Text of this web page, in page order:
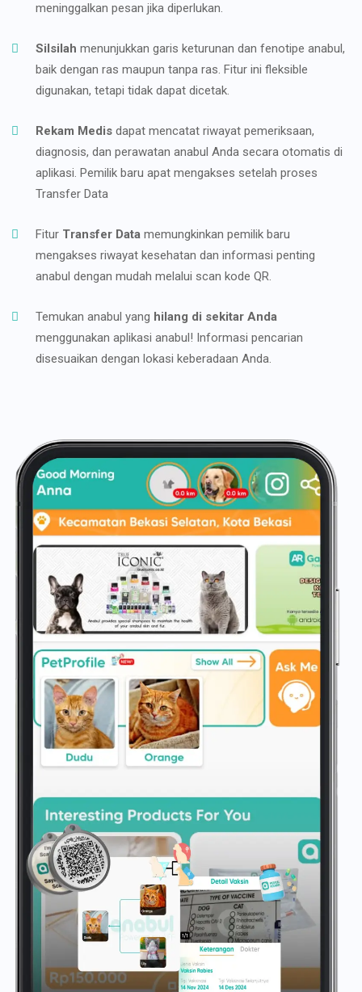
meninggalkan pesan jika diperlukan.
Silsilah menunjukkan garis keturunan dan fenotipe anabul,
baik dengan ras maupun tanpa ras. Fitur ini fleksible
digunakan, tetapi tidak dapat dicetak.
Rekam Medis dapat mencatat riwayat pemeriksaan,
diagnosis, dan perawatan anabul Anda secara otomatis di
aplikasi. Pemilik baru apat mengakses setelah proses
Transfer Data
Fitur Transfer Data memungkinkan pemilik baru
mengakses riwayat kesehatan dan informasi penting
anabul dengan mudah melalui scan kode QR.
Temukan anabul yang hilang di sekitar Anda
menggunakan aplikasi anabul! Informasi pencarian
disesuaikan dengan lokasi keberadaan Anda.